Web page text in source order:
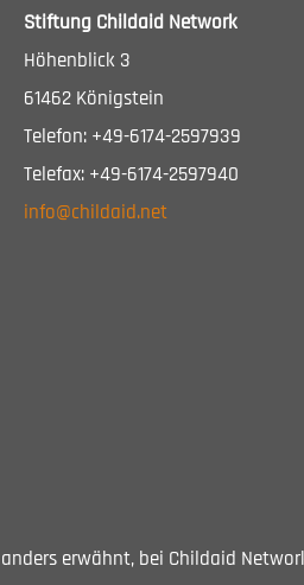
Stiftung Childaid Network
Höhenblick 3
61462 Königstein
Telefon: +49-6174-2597939
Telefax: +49-6174-2597940
info@childaid.net
erwähnt, bei Childaid